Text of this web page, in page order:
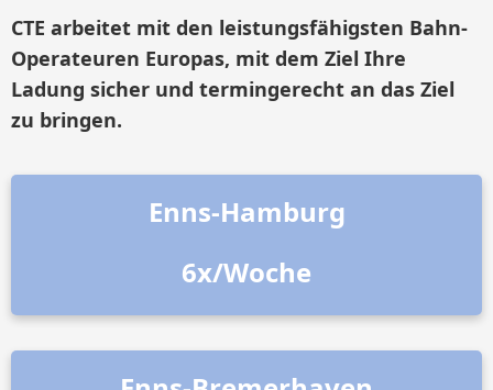
CTE arbeitet mit den leistungsfähigsten Bahn-
Operateuren Europas, mit dem Ziel Ihre
Ladung sicher und termingerecht an das Ziel
zu bringen.
Enns-Hamburg
6x/Woche